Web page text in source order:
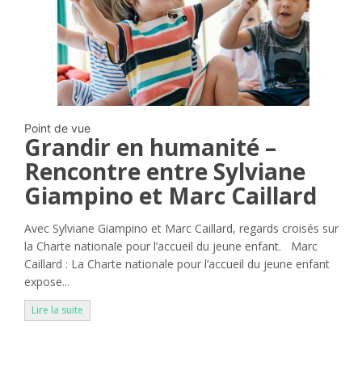
Point de vue
Grandir en humanité –
Rencontre entre Sylviane
Giampino et Marc Caillard
Avec Sylviane Giampino et Marc Caillard, regards croisés sur
la Charte nationale pour l’accueil du jeune enfant. Marc
Caillard : La Charte nationale pour l’accueil du jeune enfant
expose...
Lire la suite